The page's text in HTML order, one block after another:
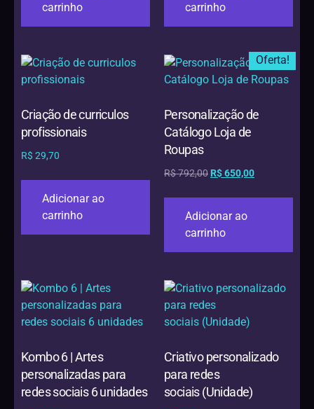
carrinho
carrinho
Criação de curriculos
profissionais
R$ 29,70
Adicionar ao
carrinho
Oferta!
Personalização de
Catálogo Loja de
Roupas
R$792,00 R$650,00
Adicionar ao
carrinho
Kombo 6 | Artes
personalizadas para
redes sociais 6 unidades
Criativo personalizado
para redes
sociais (Unidade)